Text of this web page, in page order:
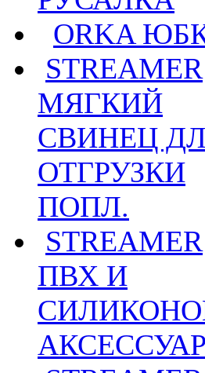
ORKA
STREAMER
МЯГКИЙ
СВИНЕЦ
ОТГРУЗКИ
ПОПЛ.
STREAMER
ПВХ И